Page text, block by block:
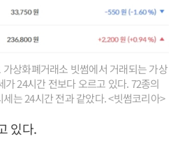
상화폐거래소 빗썸에서 거래되는 가상
24시간 전보다 오르고 있다. 72종의
는 24시간 전과 같았다. <빗썸코리아>
있다.